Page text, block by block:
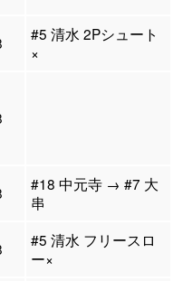
#5 清水 2Pシュート
×
#18 中元寺 → #7 大
串
#5 清水 フリースロ
ー×